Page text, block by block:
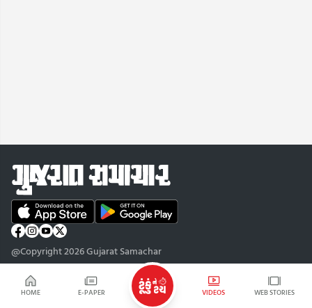
HOME E-PAPER VIDEOS WEB STORIES
@Copyright 2026 Gujarat Samachar